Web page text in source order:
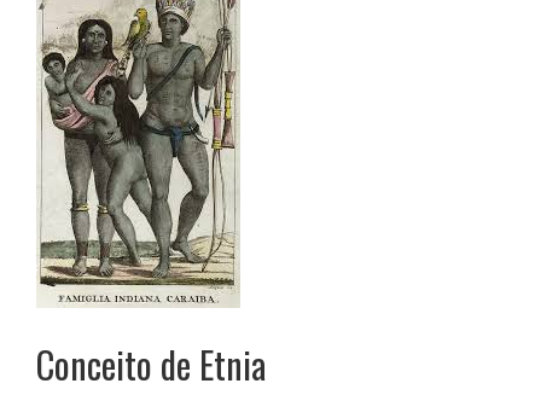
Conceito de Etnia